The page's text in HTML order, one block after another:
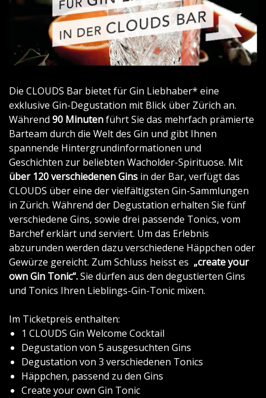
Die CLOUDS Bar bietet für Gin Liebhaber* eine
exklusive Gin-Degustation mit Blick über Zürich an.
Während 90 Minutenführt Sie das mehrfach prämierte
Barteam durch die Welt des Gin und gibt Ihnen
spannende Hintergrundinformationen und
Geschichten zur beliebten Wacholder-Spirituose. Mit
über 120 verschiedenen Gins in der Bar, verfügt das
CLOUDS über eine der vielfältigsten Gin-Sammlungen
in Zürich. Während der Degustation erhalten Sie fünf
verschiedene Gins, sowie drei passende Tonics, vom
Barchef erklärt und serviert. Um das Erlebnis
abzurunden werden dazu verschiedene Häppchen oder
Gewürze gereicht. Zum Schluss heisst es „create your
own Gin Tonic“.Sie dürfen aus den degustierten Gins
und Tonics Ihren Lieblings-Gin-Tonic mixen.
Im Ticketpreis enthalten:
1 CLOUDS Gin Welcome Cocktail
Degustation von 5 ausgesuchten Gins
Degustation von 3 verschiedenen Tonics
Häppchen, passend zu den Gins
Create your own Gin Tonic